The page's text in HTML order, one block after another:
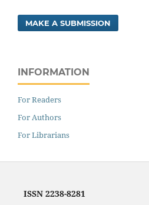
MAKE A SUBMISSION
INFORMATION
For Readers
For Authors
For Librarians
ISSN 2238-8281